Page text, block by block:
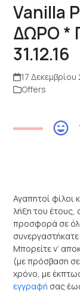
Vanilla
ΔΩΡΟ *
31.12.16
17 Δεκεμβρίου
Offers
Αγαπητοί φίλοι
λήξη του
προσφορά σε
Μπορείτε ν’
(με πρόσβαση
χρόνο, με
εγγραφή σας